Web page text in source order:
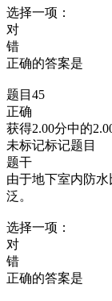
选择一项：
对
错
正确的答案是
题目45
正确
获得2.00分中的
未标记标记题目
题干
由于地下室内防
泛。
选择一项：
对
错
正确的答案是